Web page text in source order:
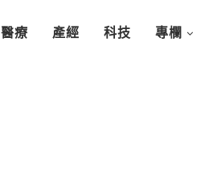
醫療 產經 科技 專欄